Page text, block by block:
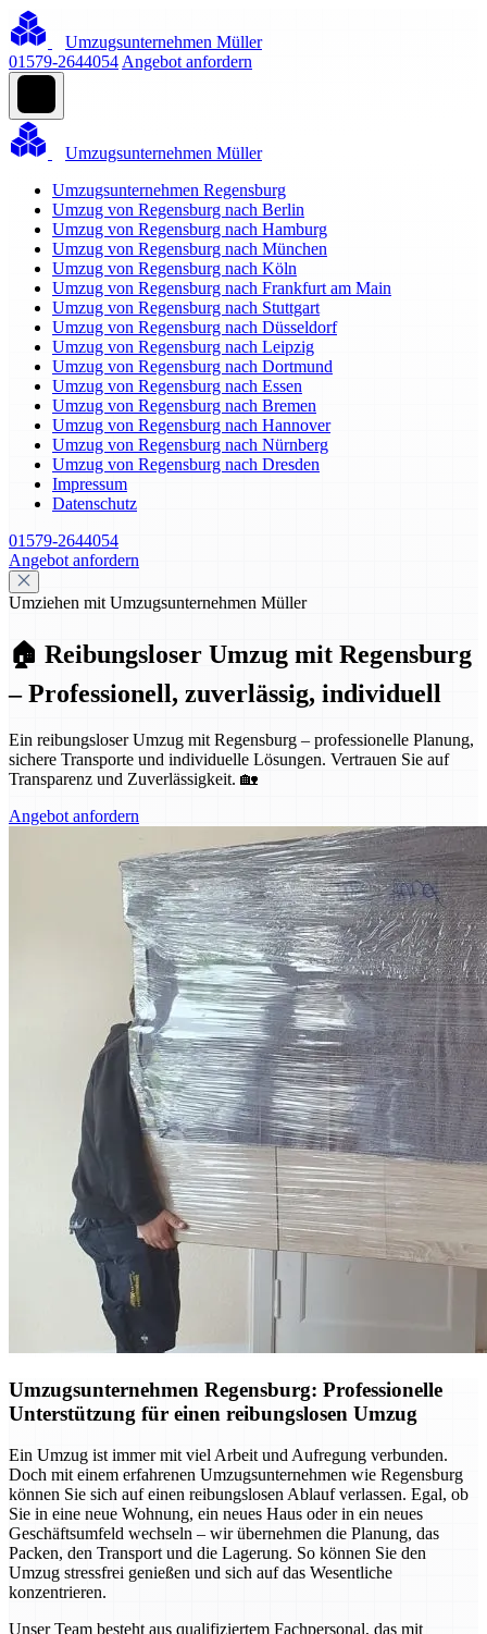
Umzugsunternehmen Müller
01579-2644054 Angebot anfordern
Umzugsunternehmen Müller
Umzugsunternehmen Regensburg
Umzug von Regensburg nach Berlin
Umzug von Regensburg nach Hamburg
Umzug von Regensburg nach München
Umzug von Regensburg nach Köln
Umzug von Regensburg nach Frankfurt am Main
Umzug von Regensburg nach Stuttgart
Umzug von Regensburg nach Düsseldorf
Umzug von Regensburg nach Leipzig
Umzug von Regensburg nach Dortmund
Umzug von Regensburg nach Essen
Umzug von Regensburg nach Bremen
Umzug von Regensburg nach Hannover
Umzug von Regensburg nach Nürnberg
Umzug von Regensburg nach Dresden
Impressum
Datenschutz
01579-2644054
Angebot anfordern
Umziehen mit Umzugsunternehmen Müller
🏠 Reibungsloser Umzug mit Regensburg
– Professionell, zuverlässig, individuell
Ein reibungsloser Umzug mit Regensburg – professionelle Planung,
sichere Transporte und individuelle Lösungen. Vertrauen Sie auf
Transparenz und Zuverlässigkeit. 🏡
Angebot anfordern
Umzugsunternehmen Regensburg: Professionelle
Unterstützung für einen reibungslosen Umzug
Ein Umzug ist immer mit viel Arbeit und Aufregung verbunden.
Doch mit einem erfahrenen Umzugsunternehmen wie Regensburg
können Sie sich auf einen reibungslosen Ablauf verlassen. Egal, ob
Sie in eine neue Wohnung, ein neues Haus oder in ein neues
Geschäftsumfeld wechseln – wir übernehmen die Planung, das
Packen, den Transport und die Lagerung. So können Sie den
Umzug stressfrei genießen und sich auf das Wesentliche
konzentrieren.
Unser Team besteht aus qualifiziertem Fachpersonal, das mit